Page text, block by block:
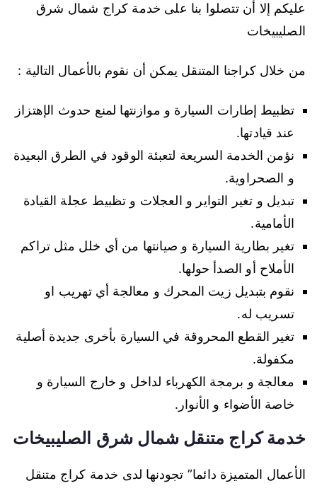
عليكم إلا أن تتصلوا بنا على خدمة كراج شمال شرق
الصليبيخات
من خلال كراجنا المتنقل يمكن أن نقوم بالأعمال التالية :
تظبيط إطارات السيارة و موازنتها لمنع حدوث الإهتزاز
عند قيادتها.
نؤمن الخدمة السريعة لتعبئة الوقود في الطرق البعيدة
و الصحراوية.
تبديل و تغير التواير و العجلات و تظبيط عجلة القيادة
الأمامية.
تغير بطارية السيارة و صيانتها من أي خلل مثل تراكم
الأملاح أو الصدأ حولها.
نقوم بتبديل زيت المحرك و معالجة أي تهريب او
تسريب له.
تغير القطع المحروقة في السيارة بأخرى جديدة أصلية
مكفولة.
معالجة و برمجة الكهرباء لداخل و خارج السيارة و
خاصة الأضواء و الأنوار.
خدمة كراج متنقل شمال شرق الصليبيخات
الأعمال المتميزة دائما” تجودنها لدى خدمة كراج متنقل